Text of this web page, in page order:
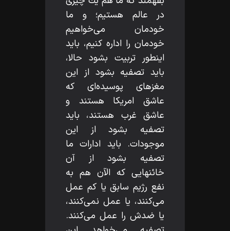
در عالم هستيم؛ و ما
خودمان مى‌خواهيم
خودمان را اداره كنيم، بايد
اينطور تربيت بشود حالا،
بايد تصفيه بشود از اين
مغزهاى پوسيده‌اى كه
عاشق امريكا هستند و
عاشق غرب هستند، بايد
تصفيه بشود از اين
موجودات. بايد ادارات ما
تصفيه بشود از آن
خائنهايى كه الآن هم به
نفع رژيم سابق يا كم عمل
مى‌كنند، يا عمل نمى‌كنند،
يا ضدش را عمل مى‌كنند.